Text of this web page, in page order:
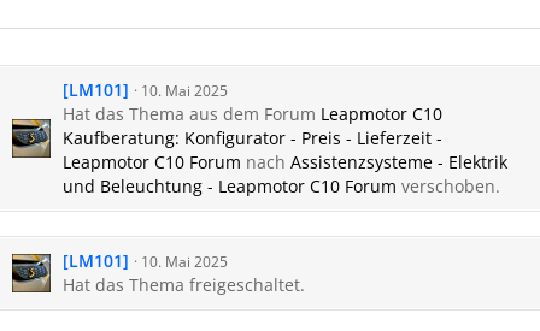
[LM101] 10. Mai 2025
Hat das Thema aus dem Forum Leapmotor C10
Kaufberatung: Konfigurator - Preis - Lieferzeit -
Leapmotor C10 Forum nach Assistenzsysteme - Elektrik
und Beleuchtung - Leapmotor C10 Forum verschoben.
[LM101] 10. Mai 2025
Hat das Thema freigeschaltet.